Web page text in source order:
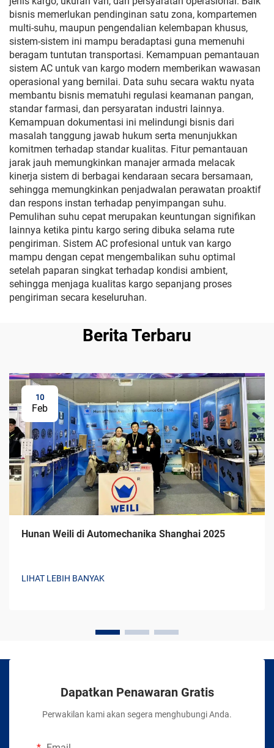
bisnis memerlukan pendinginan satu zona, kompartemen
multi-suhu, maupun pengendalian kelembapan khusus,
sistem-sistem ini mampu beradaptasi guna memenuhi
beragam tuntutan transportasi. Kemampuan pemantauan
sistem AC untuk van kargo modern memberikan wawasan
operasional yang bernilai. Data suhu secara waktu nyata
membantu bisnis mematuhi regulasi keamanan pangan,
standar farmasi, dan persyaratan industri lainnya.
Kemampuan dokumentasi ini melindungi bisnis dari
masalah tanggung jawab hukum serta menunjukkan
komitmen terhadap standar kualitas. Fitur pemantauan
jarak jauh memungkinkan manajer armada melacak
kinerja sistem di berbagai kendaraan secara bersamaan,
sehingga memungkinkan penjadwalan perawatan proaktif
dan respons instan terhadap penyimpangan suhu.
Pemulihan suhu cepat merupakan keuntungan signifikan
lainnya ketika pintu kargo sering dibuka selama rute
pengiriman. Sistem AC profesional untuk van kargo
mampu dengan cepat mengembalikan suhu optimal
setelah paparan singkat terhadap kondisi ambient,
sehingga menjaga kualitas kargo sepanjang proses
pengiriman secara keseluruhan.
Berita Terbaru
10
Feb
Hunan Weili di Automechanika Shanghai 2025
LIHAT LEBIH BANYAK
Dapatkan Penawaran Gratis
Perwakilan kami akan segera menghubungi Anda.